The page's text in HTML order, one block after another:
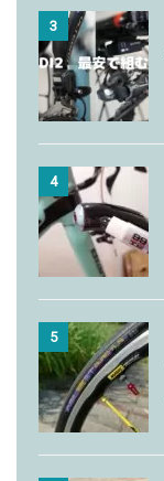
3
4
5